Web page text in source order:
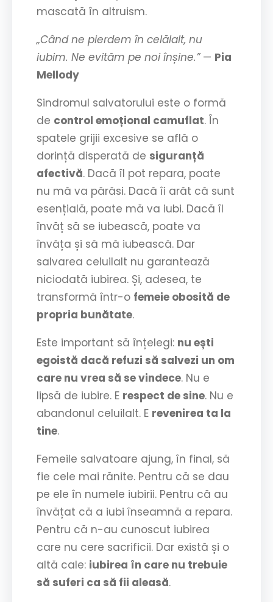
mascată în altruism.
„Când ne pierdem în celălalt, nu
iubim. Ne evităm pe noi înșine.”— Pia
Mellody
Sindromul salvatorului este o formă
de control emoțional camuflat. În
spatele grijii excesive se află o
dorință disperată de siguranță
afectivă. Dacă îl pot repara, poate
nu mă va părăsi. Dacă îi arăt că sunt
esențială, poate mă va iubi. Dacă îl
învăț să se iubească, poate va
învăța și să mă iubească. Dar
salvarea celuilalt nu garantează
niciodată iubirea. Și, adesea, te
transformă într-o femeie obosită de
propria bunătate.
Este important să înțelegi: nu ești
egoistă dacă refuzi să salvezi un om
care nu vrea să se vindece. Nu e
lipsă de iubire. E respect de sine. Nu e
abandonul celuilalt. E revenirea ta la
tine.
Femeile salvatoare ajung, în final, să
fie cele mai rănite. Pentru că se dau
pe ele în numele iubirii. Pentru că au
învățat că a iubi înseamnă a repara.
Pentru că n-au cunoscut iubirea
care nu cere sacrificii. Dar există și o
altă cale: iubirea în care nu trebuie
să suferi ca să fii aleasă.